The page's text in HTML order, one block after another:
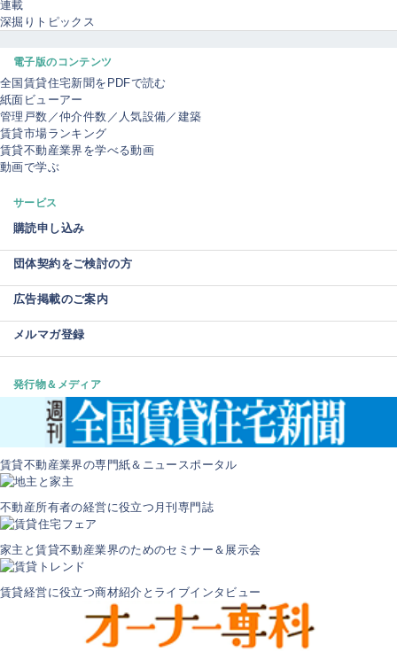
連載
深掘りトピックス
電子版のコンテンツ
全国賃貸住宅新聞をPDFで読む
紙面ビューアー
管理戸数／仲介件数／人気設備／建築
賃貸市場ランキング
賃貸不動産業界を学べる動画
動画で学ぶ
サービス
購読申し込み
団体契約をご検討の方
広告掲載のご案内
メルマガ登録
発行物＆メディア
賃貸不動産業界の専門紙＆ニュースポータル
不動産所有者の経営に役立つ月刊専門誌
家主と賃貸不動産業界のためのセミナー＆展示会
賃貸経営に役立つ商材紹介とライブインタビュー